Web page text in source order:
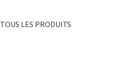
TOUS LES PRODUITS